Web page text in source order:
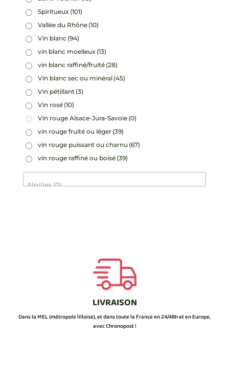
Spiritueux (101)
Vallée du Rhône (10)
Vin blanc (94)
vin blanc moelleux (13)
vin blanc raffiné/fruité (28)
Vin blanc sec ou minéral (45)
Vin pétillant (3)
Vin rosé (10)
Vin rouge Alsace-Jura-Savoie (0)
vin rouge fruité ou léger (39)
vin rouge puissant ou charnu (67)
vin rouge raffiné ou boisé (39)
LIVRAISON
Dans la MEL (métropole lilloise), et dans toute la France en 24/48h et en Europe,
avec Chronopost !